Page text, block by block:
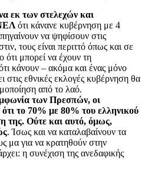
εκ των στελεχών και
ότι κάνανε κυβέρνηση με 4
να ψηφίσουν στις
τους είναι περιττό όπως και σε
μπορεί να έχουν τη
κάνουν – ακόμα και ένας μόνο
στις εθνικές εκλογές κυβέρνηση θα
από το λαό.
των Πρεσπών, οι
το 70% με 80% του ελληνικού
της. Ούτε και αυτό, όμως,
. Ίσως και να καταλαβαίνουν τα
μα για να κρατηθούν στην
η συνέχιση της ανεδαφικής